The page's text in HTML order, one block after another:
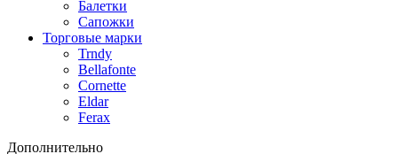
Балетки
Сапожки
Торговые марки
Trndy
Bellafonte
Cornette
Eldar
Ferax
Дополнительно